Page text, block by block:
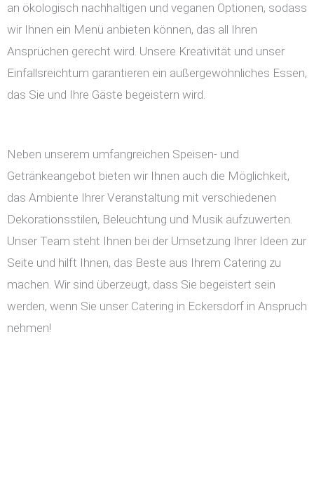
an ökologisch nachhaltigen und veganen Optionen, sodass
wir Ihnen ein Menü anbieten können, das all Ihren
Ansprüchen gerecht wird. Unsere Kreativität und unser
Einfallsreichtum garantieren ein außergewöhnliches Essen,
das Sie und Ihre Gäste begeistern wird.
Neben unserem umfangreichen Speisen- und
Getränkeangebot bieten wir Ihnen auch die Möglichkeit,
das Ambiente Ihrer Veranstaltung mit verschiedenen
Dekorationsstilen, Beleuchtung und Musik aufzuwerten.
Unser Team steht Ihnen bei der Umsetzung Ihrer Ideen zur
Seite und hilft Ihnen, das Beste aus Ihrem Catering zu
machen. Wir sind überzeugt, dass Sie begeistert sein
werden, wenn Sie unser Catering in Eckersdorf in Anspruch
nehmen!